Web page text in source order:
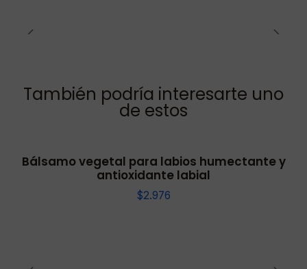
También podría interesarte uno
de estos
Bálsamo vegetal para labios humectante y
antioxidante labial
$2.976